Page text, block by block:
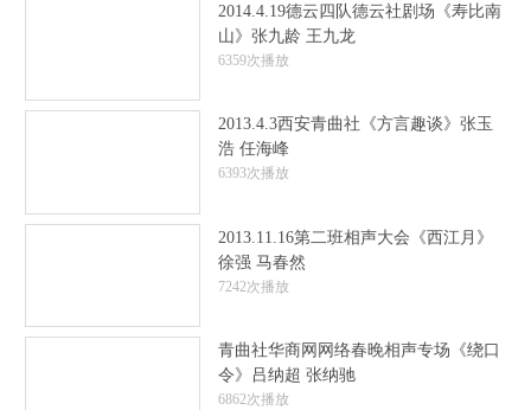
2014.4.19德云四队德云社剧场《寿比南
山》张九龄 王九龙
6359次播放
2013.4.3西安青曲社《方言趣谈》张玉
浩 任海峰
6393次播放
2013.11.16第二班相声大会《西江月》
徐强 马春然
7242次播放
青曲社华商网网络春晚相声专场《绕口
令》吕纳超 张纳驰
6862次播放